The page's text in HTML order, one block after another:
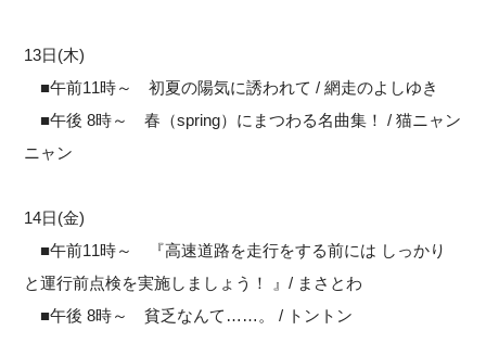
13日(木)
■午前11時～ 初夏の陽気に誘われて / 網走のよしゆき
■午後 8時～ 春（spring）にまつわる名曲集！ / 猫ニャン
ニャン
14日(金)
■午前11時～ 『高速道路を走行をする前には しっかり
と運行前点検を実施しましょう！ 』/ まさとわ
■午後 8時～ 貧乏なんて……。 / トントン